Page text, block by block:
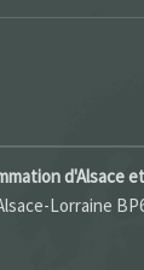
d'Alsace
Lorraine